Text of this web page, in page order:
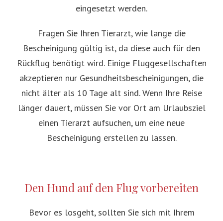
eingesetzt werden.
Fragen Sie Ihren Tierarzt, wie lange die
Bescheinigung gültig ist, da diese auch für den
Rückflug benötigt wird. Einige Fluggesellschaften
akzeptieren nur Gesundheitsbescheinigungen, die
nicht älter als 10 Tage alt sind. Wenn Ihre Reise
länger dauert, müssen Sie vor Ort am Urlaubsziel
einen Tierarzt aufsuchen, um eine neue
Bescheinigung erstellen zu lassen.
Den Hund auf den Flug vorbereiten
Bevor es losgeht, sollten Sie sich mit Ihrem